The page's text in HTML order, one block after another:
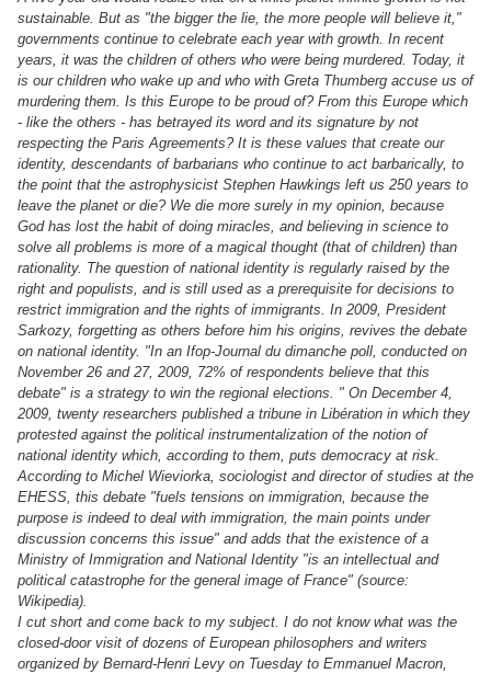
sustainable. But as "the bigger the lie, the more people will believe it,"
governments continue to celebrate each year with growth. In recent
years, it was the children of others who were being murdered. Today, it
is our children who wake up and who with Greta Thumberg accuse us of
murdering them. Is this Europe to be proud of? From this Europe which
- like the others - has betrayed its word and its signature by not
respecting the Paris Agreements? It is these values ​​that create our
identity, descendants of barbarians who continue to act barbarically, to
the point that the astrophysicist Stephen Hawkings left us 250 years to
leave the planet or die? We die more surely in my opinion, because
God has lost the habit of doing miracles, and believing in science to
solve all problems is more of a magical thought (that of children) than
rationality. The question of national identity is regularly raised by the
right and populists, and is still used as a prerequisite for decisions to
restrict immigration and the rights of immigrants. In 2009, President
Sarkozy, forgetting as others before him his origins, revives the debate
on national identity. "In an Ifop-Journal du dimanche poll, conducted on
November 26 and 27, 2009, 72% of respondents believe that this
debate" is a strategy to win the regional elections. " On December 4,
2009, twenty researchers published a tribune in Libération in which they
protested against the political instrumentalization of the notion of
national identity which, according to them, puts democracy at risk.
According to Michel Wieviorka, sociologist and director of studies at the
EHESS, this debate "fuels tensions on immigration, because the
purpose is indeed to deal with immigration, the main points under
discussion concerns this issue" and adds that the existence of a
Ministry of Immigration and National Identity "is an intellectual and
political catastrophe for the general image of France" (source:
Wikipedia).
I cut short and come back to my subject. I do not know what was the
closed-door visit of dozens of European philosophers and writers
organized by Bernard-Henri Levy on Tuesday to Emmanuel Macron,